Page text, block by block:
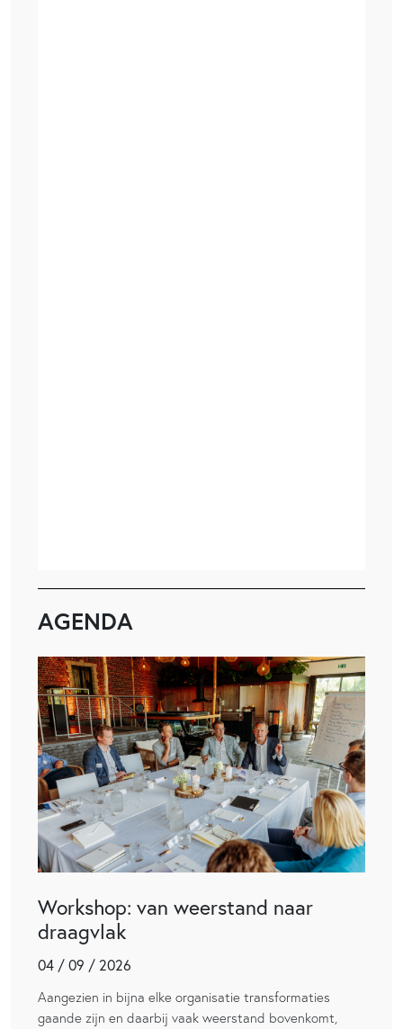
AGENDA
Workshop: van weerstand naar
draagvlak
04 / 09 / 2026
Aangezien in bijna elke organisatie transformaties
gaande zijn en daarbij vaak weerstand bovenkomt,